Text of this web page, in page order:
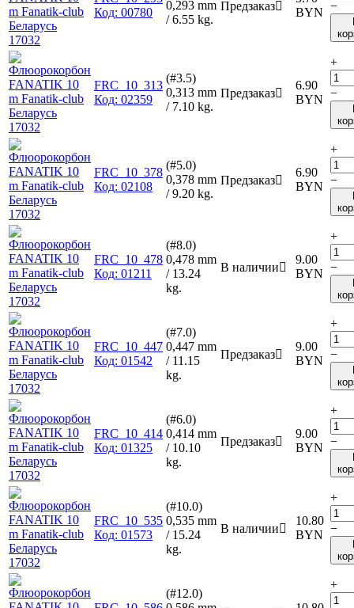
Код: 00780
0,293 mm
/ 6.55 kg.
Предзаказ
BYN −
FRC_10_313
Код: 02359
(#3.5)
0,313 mm
/ 7.10 kg.
Предзаказ
6.90
BYN
+
−
FRC_10_378
Код: 02108
(#5.0)
0,378 mm
/ 9.20 kg.
Предзаказ
6.90
BYN
+
−
FRC_10_478
Код: 01211
(#8.0)
0,478 mm
/ 13.24
kg.
В наличии
9.00
BYN
+
−
FRC_10_447
Код: 01542
(#7.0)
0,447 mm
/ 11.15
kg.
Предзаказ
9.00
BYN
+
−
FRC_10_414
Код: 01325
(#6.0)
0,414 mm
/ 10.10
kg.
Предзаказ
9.00
BYN
+
−
FRC_10_535
Код: 01573
(#10.0)
0,535 mm
/ 15.24
kg.
В наличии
10.80
BYN
+
−
(#12.0)
+